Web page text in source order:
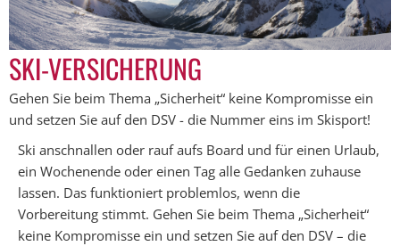
SKI-VERSICHERUNG
Gehen Sie beim Thema „Sicherheit“ keine Kompromisse ein
und setzen Sie auf den DSV - die Nummer eins im Skisport!
Ski anschnallen oder rauf aufs Board und für einen Urlaub,
ein Wochenende oder einen Tag alle Gedanken zuhause
lassen. Das funktioniert problemlos, wenn die
Vorbereitung stimmt. Gehen Sie beim Thema „Sicherheit“
keine Kompromisse ein und setzen Sie auf den DSV – die